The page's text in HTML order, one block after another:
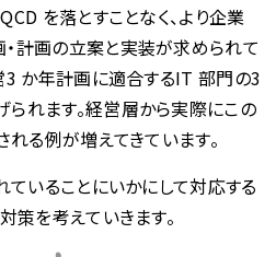
を落とすことなく、より企業
計画の立案と実装が求められて
3 か年計画に適合するIT 部門の3
れます。経営層から実際にこの
る例が増えてきています。
いることにいかにして対応する
策を考えていきます。